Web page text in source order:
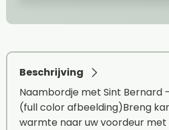
Beschrijving
Naambordje met Sint Bernard
(full color afbeelding)Breng
warmte naar uw voordeur met